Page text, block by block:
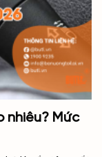
nhiêu? Mức